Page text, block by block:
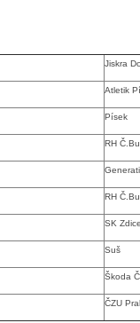
Jiskra
Atletik
Písek
RH Č.Bu
RH Č.Bu
SK
Suš
Škoda
ČZU